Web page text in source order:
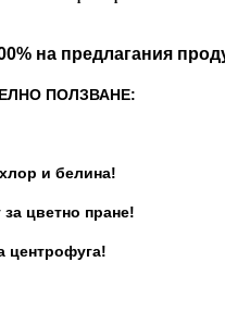
на предлагания
ПОЛЗВАНЕ:
и белина!
за цветно пране!
центрофуга!